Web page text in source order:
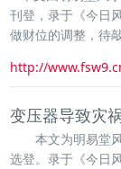
刊登，录于《今日
做财位的调整，待
http://
变压器导致灾
本文为明易堂
选登。录于《今